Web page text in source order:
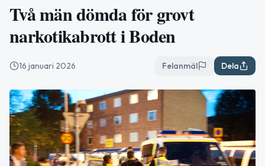
Två män dömda för grovt
narkotikabrott i Boden
16 januari 2026 Felanmäl Dela